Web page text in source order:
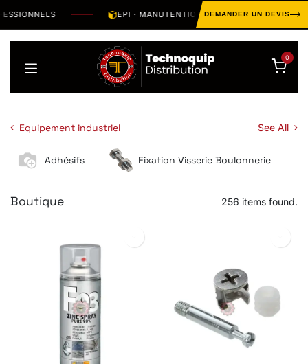
EPI · MANUTENTION · OUTILLAGE · HYGIÈNE ·
DEMANDER UN DEVIS
0
Equipement industriel See All
Adhésifs Fixation Visserie Boulonnerie
Boutique 256 items found.